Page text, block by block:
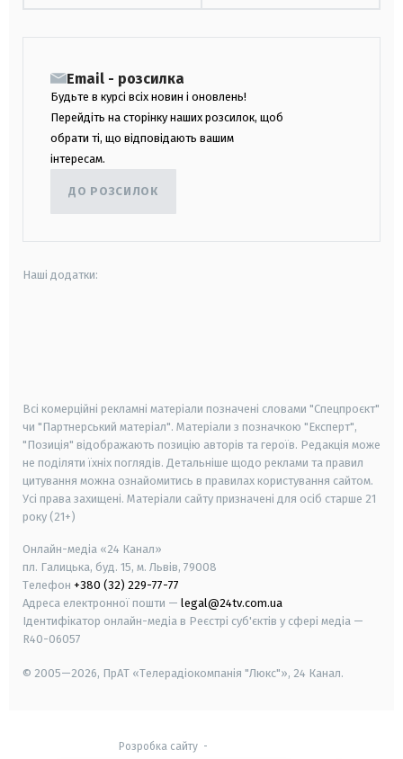
Email - розсилка
Будьте в курсі всіх новин і оновлень!
Перейдіть на сторінку наших розсилок, щоб
обрати ті, що відповідають вашим
інтересам.
ДО РОЗСИЛОК
Наші додатки:
Всі комерційні рекламні матеріали позначені словами "Спецпроєкт"
чи "Партнерський матеріал". Матеріали з позначкою "Експерт",
"Позиція" відображають позицію авторів та героїв. Редакція може
не поділяти їхніх поглядів. Детальніше щодо реклами та правил
цитування можна ознайомитись в правилах користування сайтом.
Усі права захищені. Матеріали сайту призначені для осіб старше 21
року (21+)
Онлайн-медіа «24 Канал»
пл. Галицька, буд. 15, м. Львів, 79008
Телефон +380 (32) 229-77-77
Адреса електронної пошти — legal@24tv.com.ua
Ідентифікатор онлайн-медіа в Реєстрі суб'єктів у сфері медіа —
R40-06057
© 2005—2026, ПрАТ «Телерадіокомпанія "Люкс"», 24 Канал.
Розробка сайту-